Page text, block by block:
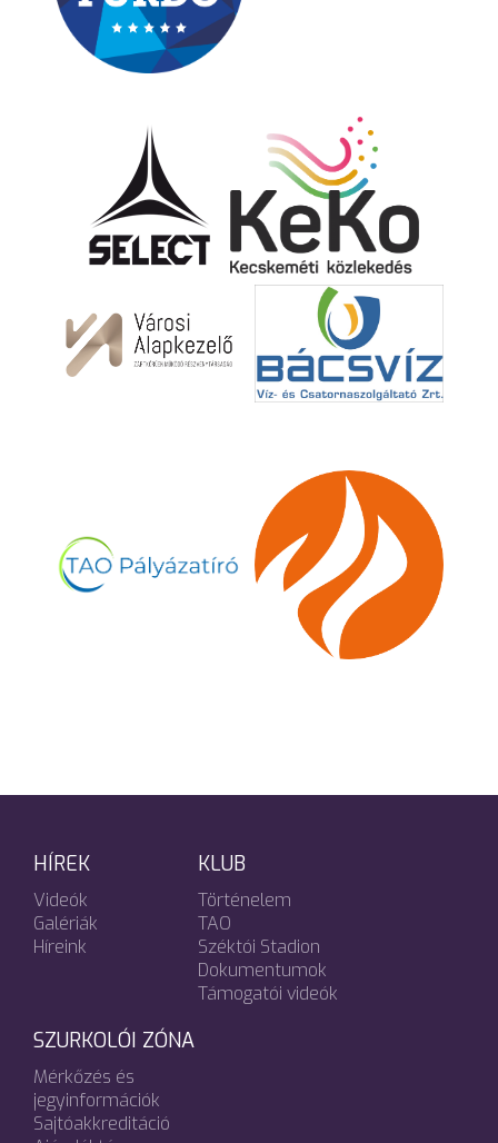
HÍREK
Videók
Galériák
Híreink
KLUB
Történelem
TAO
Széktói Stadion
Dokumentumok
Támogatói videók
SZURKOLÓI ZÓNA
Mérkőzés és
jegyinformációk
Sajtóakkreditáció